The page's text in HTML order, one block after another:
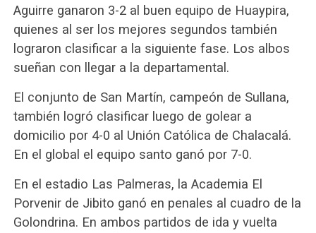
Aguirre ganaron 3-2 al buen equipo de Huaypira,
quienes al ser los mejores segundos también
lograron clasificar a la siguiente fase. Los albos
sueñan con llegar a la departamental.
El conjunto de San Martín, campeón de Sullana,
también logró clasificar luego de golear a
domicilio por 4-0 al Unión Católica de Chalacalá.
En el global el equipo santo ganó por 7-0.
En el estadio Las Palmeras, la Academia El
Porvenir de Jibito ganó en penales al cuadro de la
Golondrina. En ambos partidos de ida y vuelta